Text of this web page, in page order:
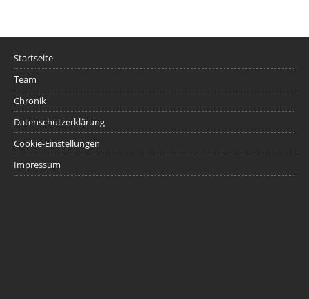
Startseite
Team
Chronik
Datenschutzerklärung
Cookie-Einstellungen
Impressum